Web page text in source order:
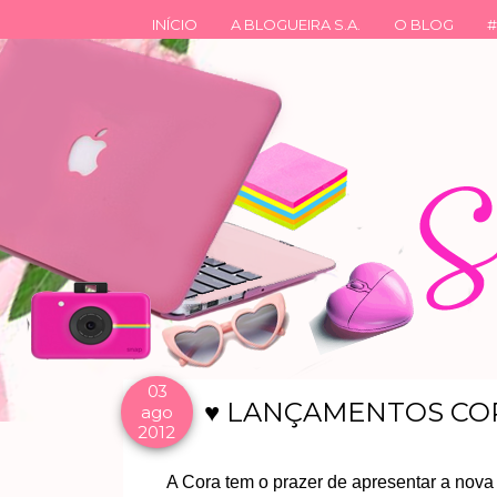
INÍCIO A BLOGUEIRA S.A. O BLOG
03
ago
2012
♥ LANÇAMENTOS
A Cora tem o prazer de apresentar a